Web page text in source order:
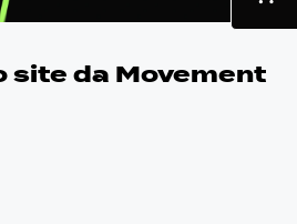
site da Movement